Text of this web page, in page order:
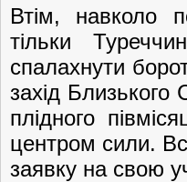
Втім, навколо
тільки
спалахнути
захід Близького
плідного
центром сили.
заявку на свою